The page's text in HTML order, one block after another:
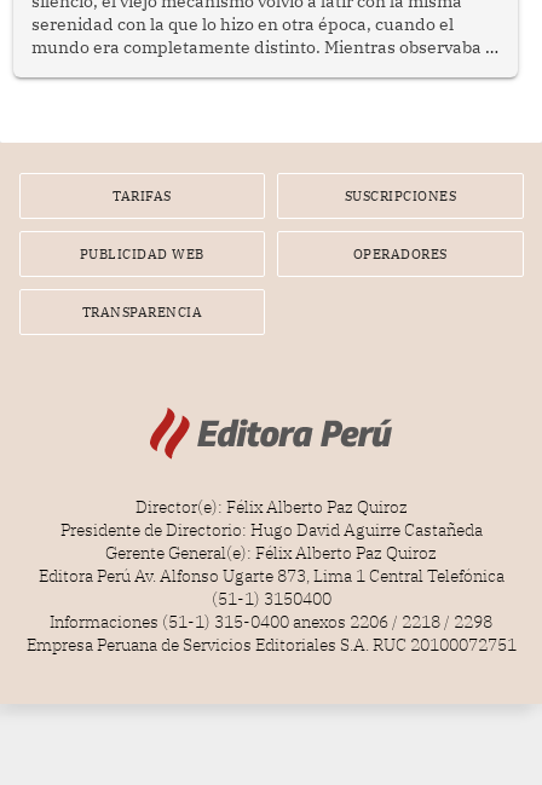
serenidad con la que lo hizo en otra época, cuando el
mundo era completamente distinto. Mientras observaba el
TARIFAS SUSCRIPCIONES
PUBLICIDAD WEB OPERADORES
TRANSPARENCIA
Director(e): Félix Alberto Paz Quiroz
Presidente de Directorio: Hugo David Aguirre Castañeda
Gerente General(e): Félix Alberto Paz Quiroz
Editora Perú Av. Alfonso Ugarte 873, Lima 1 Central Telefónica
(51-1) 3150400
Informaciones (51-1) 315-0400 anexos 2206 / 2218 / 2298
Empresa Peruana de Servicios Editoriales S.A. RUC 20100072751